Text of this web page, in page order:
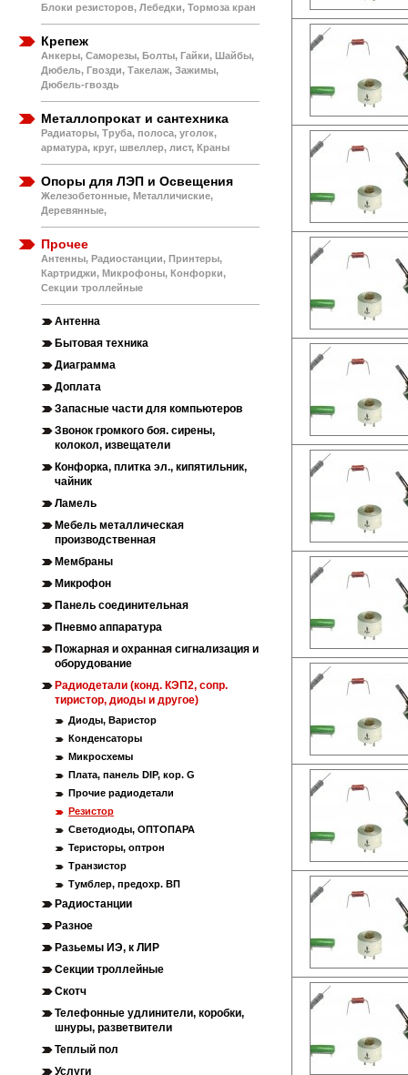
Блоки резисторов, Лебедки, Тормоза кран
Крепеж
Анкеры, Саморезы, Болты, Гайки, Шайбы,
Дюбель, Гвозди, Такелаж, Зажимы,
Дюбель-гвоздь
Металлопрокат и сантехника
Радиаторы, Труба, полоса, уголок,
арматура, круг, швеллер, лист, Краны
Опоры для ЛЭП и Освещения
Железобетонные, Металличиские,
Деревянные,
Прочее
Антенны, Радиостанции, Принтеры,
Картриджи, Микрофоны, Конфорки,
Секции троллейные
Антенна
Бытовая техника
Диаграмма
Доплата
Запасные части для компьютеров
Звонок громкого боя. сирены,
колокол, извещатели
Конфорка, плитка эл., кипятильник,
чайник
Ламель
Мебель металлическая
производственная
Мембраны
Микрофон
Панель соединительная
Пневмо аппаратура
Пожарная и охранная сигнализация и
оборудование
Радиодетали (конд. КЭП2, сопр.
тиристор, диоды и другое)
Диоды, Варистор
Конденсаторы
Микросхемы
Плата, панель DIP, кор. G
Прочие радиодетали
Резистор
Светодиоды, ОПТОПАРА
Теристоры, оптрон
Транзистор
Тумблер, предохр. ВП
Радиостанции
Разное
Разьемы ИЭ, к ЛИР
Секции троллейные
Скотч
Телефонные удлинители, коробки,
шнуры, разветвители
Теплый пол
Услуги